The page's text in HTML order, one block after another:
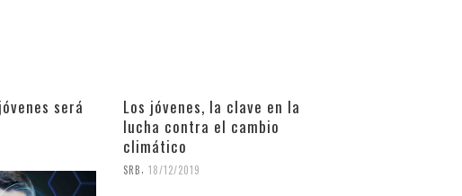
será
Los jóvenes, la clave en la
lucha contra el cambio
climático
SRB, 18/12/2019